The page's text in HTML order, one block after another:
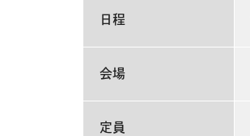
日程
会場
定員